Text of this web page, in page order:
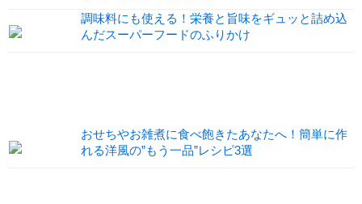
調味料にも使える！栄養と旨味をギュッと詰め込
んだスーパーフードのふりかけ
おせちやお雑煮に食べ飽きたあなたへ！簡単に作
れる洋風の”もう一品”レシピ3選